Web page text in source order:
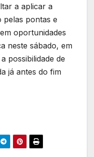
a aplicar a
pelas pontas e
oportunidades
neste sábado, em
possibilidade de
já antes do fim